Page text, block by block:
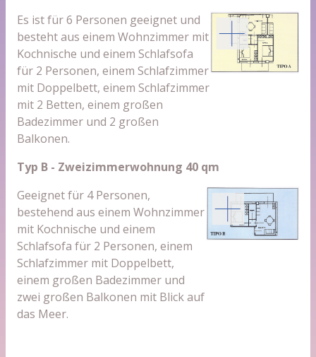
Es ist für 6 Personen geeignet und
besteht aus einem Wohnzimmer mit
Kochnische und einem Schlafsofa
für 2 Personen, einem Schlafzimmer
mit Doppelbett, einem Schlafzimmer
mit 2 Betten, einem großen
Badezimmer und 2 großen
Balkonen.
Typ B - Zweizimmerwohnung 40 qm
Geeignet für 4 Personen,
bestehend aus einem Wohnzimmer
mit Kochnische und einem
Schlafsofa für 2 Personen, einem
Schlafzimmer mit Doppelbett,
einem großen Badezimmer und
zwei großen Balkonen mit Blick auf
das Meer.